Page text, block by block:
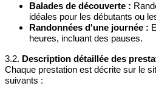
Balades de découverte :
idéales pour les débutants ou
Randonnées d'une journée :
heures, incluant des pauses.
3.2. Description détaillée des
Chaque prestation est décrite sur le
suivants :